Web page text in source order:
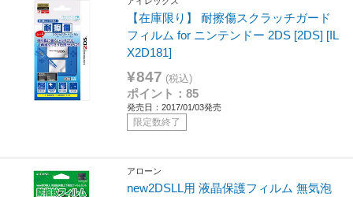
【在庫限り】 耐擦傷スクラッチガード
フィルム for ニンテンドー 2DS [2DS] [IL
X2D181]
¥847 (税込)
ポイント：85
発売日：2017/01/03発売
限定数終了
アローン
new2DSLL用 液晶保護フィルム 無気泡